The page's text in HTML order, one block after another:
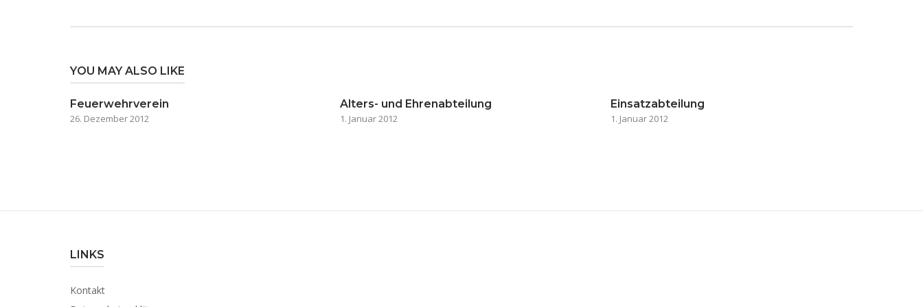
YOU MAY ALSO LIKE
Feuerwehrverein
26. Dezember 2012
Alters- und Ehrenabteilung
1. Januar 2012
Einsatzabteilung
1. Januar 2012
LINKS
Kontakt